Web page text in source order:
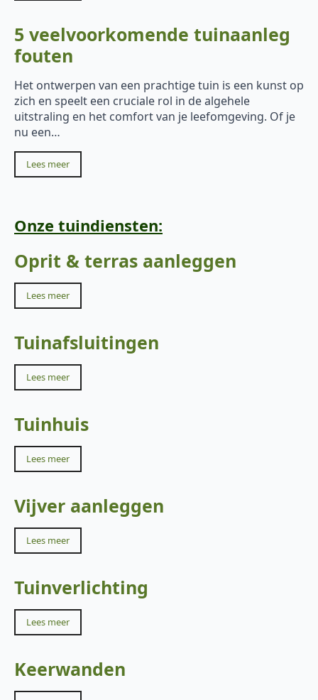
5 veelvoorkomende tuinaanleg
fouten
Het ontwerpen van een prachtige tuin is een kunst op
zich en speelt een cruciale rol in de algehele
uitstraling en het comfort van je leefomgeving. Of je
nu een…
Lees meer
Onze tuindiensten:
Oprit & terras aanleggen
Lees meer
Tuinafsluitingen
Lees meer
Tuinhuis
Lees meer
Vijver aanleggen
Lees meer
Tuinverlichting
Lees meer
Keerwanden